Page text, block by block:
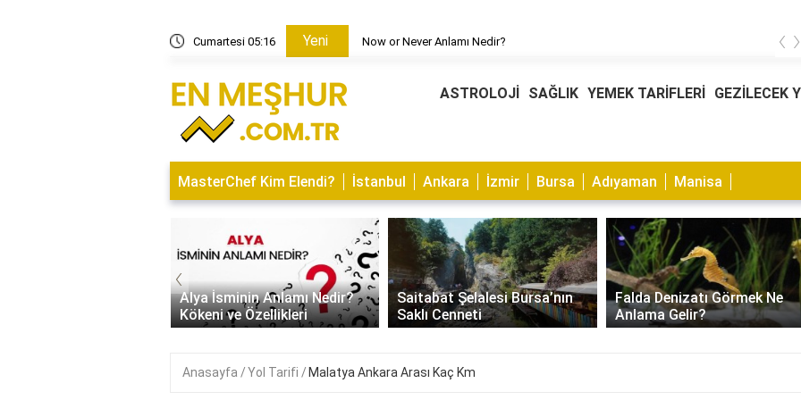
Cumartesi 05:16 Yeni Now or Never Anlamı Nedir? ‹ ›
ASTROLOJİ SAĞLIK YEMEK TARİFLERİ GEZİLECEK
MasterChef Kim Elendi? İstanbul Ankara İzmir Bursa Adıyaman Manisa
Saitabat Şelalesi Bursa’nın
Saklı Cenneti
Falda Denizatı Görmek Ne
Anlama Gelir?
Muhabbet Kuşu Kaşıntısı
Nasıl Geçer? Nedenleri ve
Çözümleri
‹
Anasayfa Yol Tarifi Malatya Ankara Arası Kaç Km